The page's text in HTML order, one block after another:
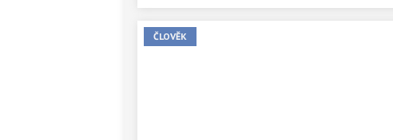
ČLOVĚK